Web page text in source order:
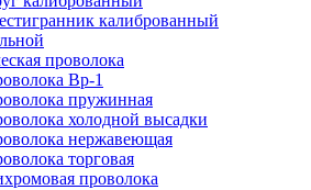
калиброванный
проволока
Вр-1
пружинная
холодной высадки
нержавеющая
торговая
проволока